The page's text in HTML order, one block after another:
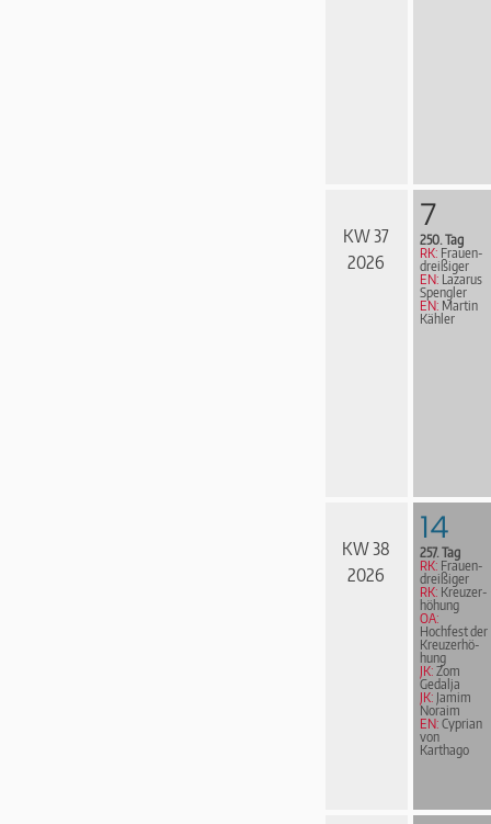
KW 37
2026
7
250. Tag
RK: Frau­en­
drei­ßi­ger
EN: Lazarus
Spengler
EN: Martin
Kähler
KW 38
2026
14
257. Tag
RK: Frau­en­
drei­ßi­ger
RK: Kreuz­er­
hö­hung
OA:
Hochfest der
Kreuz­er­hö­
hung
JK: Zom
Gedalja
JK: Jamim
Noraim
EN: Cyprian
von
Karthago